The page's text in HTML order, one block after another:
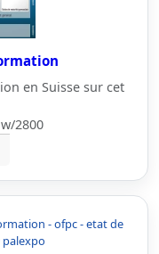
en Suisse sur cet
2800